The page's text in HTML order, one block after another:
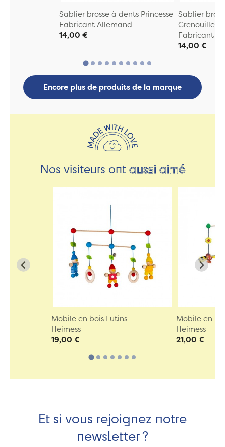
Sablier brosse à dents Princesse
Fabricant Allemand
14,00 €
Sablier
Grenouille
Fabricant
14,00 €
Encore plus de produits de la marque
Nos visiteurs ontaussi aimé
Mobile en bois Lutins
Heimess
19,00 €
Mobile en
Heimess
21,00 €
Et si vous rejoignez notre
newsletter ?